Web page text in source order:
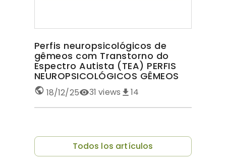
Perfis neuropsicológicos de
gêmeos com Transtorno do
Espectro Autista (TEA) PERFIS
NEUROPSICOLÓGICOS GÊMEOS
COM TEA
18/12/25 31 views 14
Todos los artículos